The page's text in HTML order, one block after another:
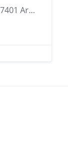
Carrer Segimon Fogaroles 16, 17401 Arbúcies, provincia de Gerona, España